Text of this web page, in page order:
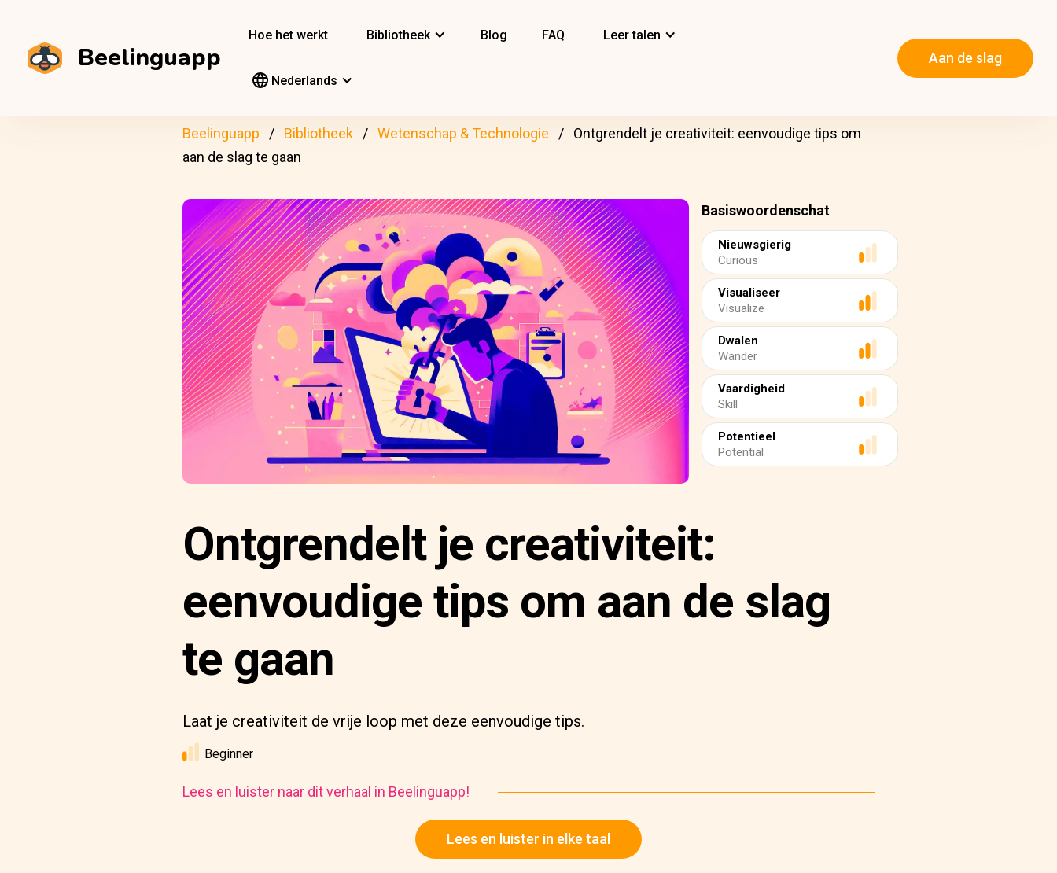
Beelinguapp
Hoe het werkt Bibliotheek Blog FAQ Leer talen
Nederlands
Aan de slag
Beelinguapp Bibliotheek Wetenschap & Technologie
Ontgrendelt je creativiteit: eenvoudige tips om
aan de slag te gaan
Basiswoordenschat
Nieuwsgierig
Curious
Visualiseer
Visualize
Dwalen
Wander
Vaardigheid
Skill
Potentieel
Potential
Ontgrendelt je creativiteit:
eenvoudige tips om aan de slag
te gaan
Laat je creativiteit de vrije loop met deze eenvoudige tips.
Beginner
Lees en luister naar dit verhaal in Beelinguapp!
Lees en luister in elke taal